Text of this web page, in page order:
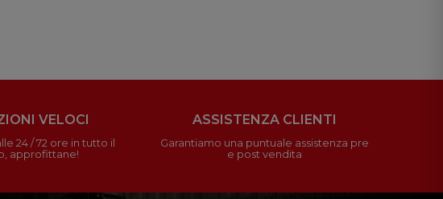
VELOCI
24 / 72 ore in tutto il
approfittane!
ASSISTENZA CLIENTI
Garantiamo una puntuale assistenza pre
e post vendita